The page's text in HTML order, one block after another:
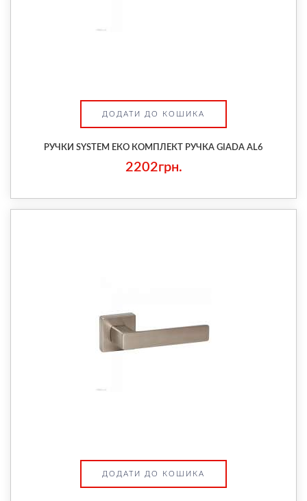
ДОДАТИ ДО КОШИКА
РУЧКИ SYSTEM ЕКО КОМПЛЕКТ РУЧКА GIADA AL6
2202грн.
ДОДАТИ ДО КОШИКА